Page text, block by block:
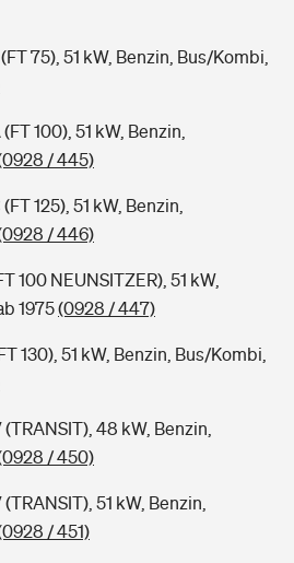
75), 51 kW, Benzin, Bus/Kombi,
100), 51 kW, Benzin,
/ 445)
125), 51 kW, Benzin,
/ 446)
100 NEUNSITZER), 51 kW,
1975(0928 / 447)
130), 51 kW, Benzin, Bus/Kombi,
48 kW, Benzin,
/ 450)
51 kW, Benzin,
/ 451)